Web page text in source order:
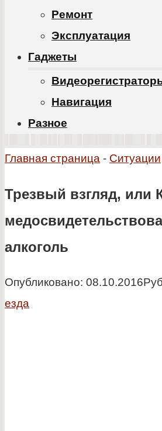
Ремонт
Эксплуатация
Гаджеты
Навигация
Разное
Главная страница - Ситуации
Трезвый взгляд, или
алкоголь
Опубликовано: 08.10.2016
езда